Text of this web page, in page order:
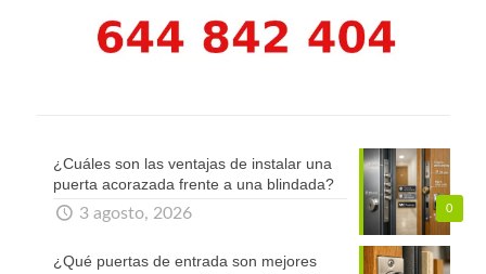
0
¿Cuáles son las ventajas de instalar una
puerta acorazada frente a una blindada?
3 agosto, 2026
¿Qué puertas de entrada son mejores